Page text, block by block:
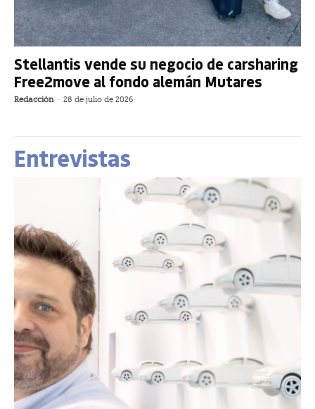
Stellantis vende su negocio de carsharing
Free2move al fondo alemán Mutares
Redacción - 28 de julio de 2026
Entrevistas